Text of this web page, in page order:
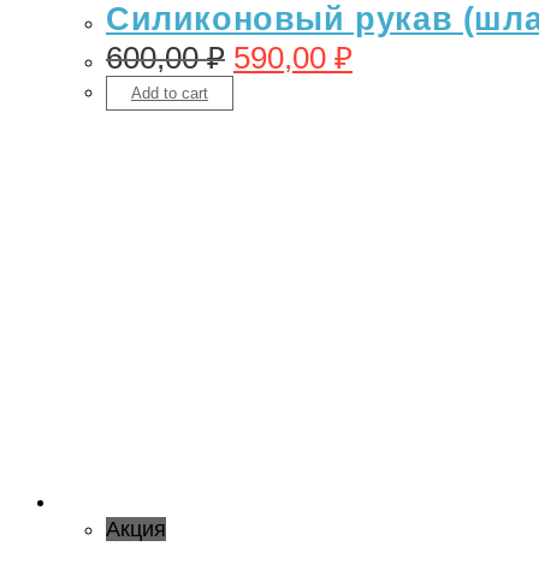
Силиконовый рукав
600,00₽ 590,00 ₽
Add to cart
Акция